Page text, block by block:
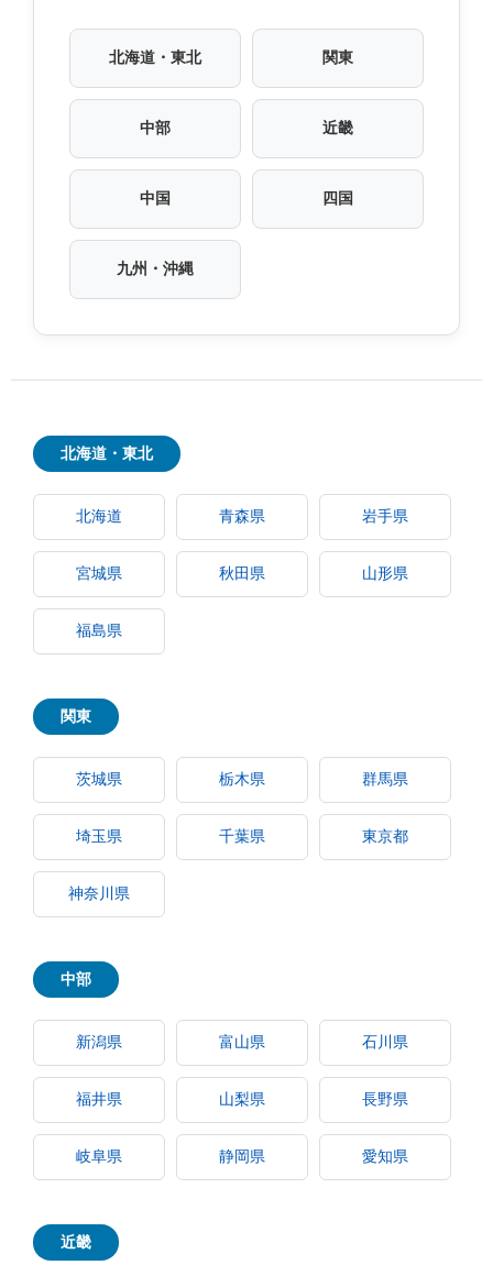
北海道・東北 関東
中部 近畿
中国 四国
九州・沖縄
北海道・東北
北海道 青森県 岩手県
宮城県 秋田県 山形県
福島県
関東
茨城県 栃木県 群馬県
埼玉県 千葉県 東京都
神奈川県
中部
新潟県 富山県 石川県
福井県 山梨県 長野県
岐阜県 静岡県 愛知県
近畿